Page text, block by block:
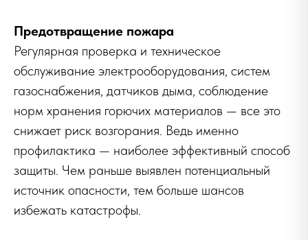
Предотвращение пожара
Регулярная проверка и техническое
обслуживание электрооборудования, систем
газоснабжения, датчиков дыма, соблюдение
норм хранения горючих материалов — все это
снижает риск возгорания. Ведь именно
профилактика — наиболее эффективный способ
защиты. Чем раньше выявлен потенциальный
источник опасности, тем больше шансов
избежать катастрофы.